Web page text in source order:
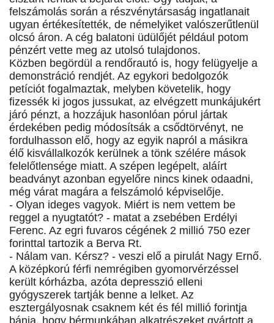
felszámolás során a részvénytársaság ingatlanait
ugyan értékesítették, de némelyiket valószerűtlenül
olcsó áron. A cég balatoni üdülőjét például potom
pénzért vette meg az utolsó tulajdonos.
Közben begördül a rendőrautó is, hogy felügyelje a
demonstráció rendjét. Az egykori bedolgozók
petíciót fogalmaztak, melyben követelik, hogy
fizessék ki jogos jussukat, az elvégzett munkájukért
járó pénzt, a hozzájuk hasonlóan pórul jártak
érdekében pedig módosítsák a csődtörvényt, ne
fordulhasson elő, hogy az egyik napról a másikra
élő kisvállalkozók kerülnek a tönk szélére mások
felelőtlensége miatt. A szépen legépelt, aláírt
beadványt azonban egyelőre nincs kinek odaadni,
még várat magára a felszámoló képviselője.
- Olyan ideges vagyok. Miért is nem vettem be
reggel a nyugtatót? - matat a zsebében Erdélyi
Ferenc. Az egri fuvaros cégének 2 millió 750 ezer
forinttal tartozik a Berva Rt.
- Nálam van. Kérsz? - veszi elő a pirulát Nagy Ernő.
A középkorú férfi nemrégiben gyomorvérzéssel
került kórházba, azóta depresszió elleni
gyógyszerek tartják benne a lelket. Az
esztergályosnak csaknem két és fél millió forintja